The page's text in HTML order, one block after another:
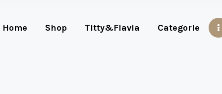
Home Shop Titty&Flavia Categorie